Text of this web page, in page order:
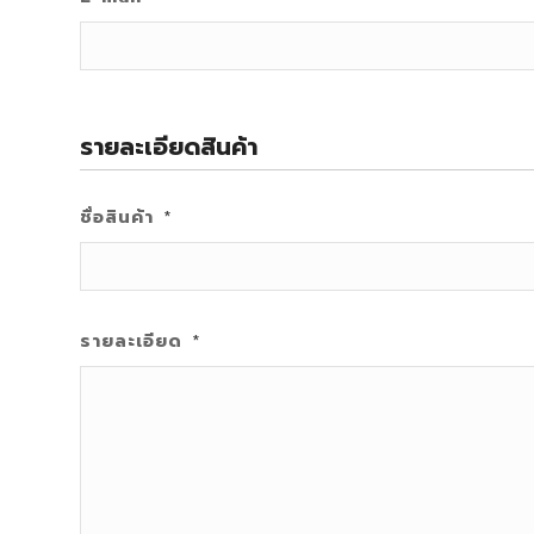
รายละเอียดสินค้า
ชื่อสินค้า *
รายละเอียด *